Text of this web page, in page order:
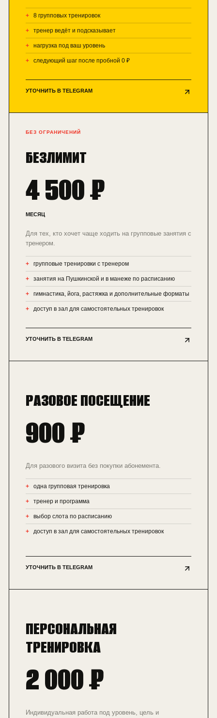
8 групповых тренировок
тренер ведёт и подсказывает
нагрузка под ваш уровень
следующий шаг после пробной 0 ₽
УТОЧНИТЬ В TELEGRAM
БЕЗ ОГРАНИЧЕНИЙ
БЕЗЛИМИТ
4 500 ₽
МЕСЯЦ
Для тех, кто хочет чаще ходить на групповые занятия с
тренером.
групповые тренировки с тренером
занятия на Пушкинской и в манеже по расписанию
гимнастика, йога, растяжка и дополнительные форматы
доступ в зал для самостоятельных тренировок
УТОЧНИТЬ В TELEGRAM
РАЗОВОЕ ПОСЕЩЕНИЕ
900 ₽
Для разового визита без покупки абонемента.
одна групповая тренировка
тренер и программа
выбор слота по расписанию
доступ в зал для самостоятельных тренировок
УТОЧНИТЬ В TELEGRAM
ПЕРСОНАЛЬНАЯ
ТРЕНИРОВКА
2 000 ₽
Индивидуальная работа под уровень, цель и